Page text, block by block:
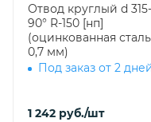
Отвод круглый d 315-
90° R-150 [нп]
(оцинкованная сталь
0,7 мм)
Под заказ от 2
1 242 руб./шт